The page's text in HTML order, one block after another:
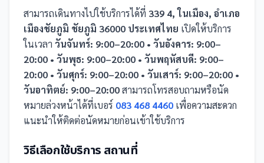
สามารถเดินทางไปใช้บริการได้ที่ 339 4, ในเมือง, อำเภอ
เมืองชัยภูมิ ชัยภูมิ 36000 ประเทศไทย เปิดให้บริการ
ในเวลา วันจันทร์: 9:00–20:00 • วันอังคาร: 9:00–
20:00 • วันพุธ: 9:00–20:00 • วันพฤหัสบดี: 9:00–
20:00 • วันศุกร์: 9:00–20:00 • วันเสาร์: 9:00–20:00 •
วันอาทิตย์: 9:00–20:00สามารถโทรสอบถามหรือนัด
หมายล่วงหน้าได้ที่เบอร์ 083 468 4460 เพื่อความสะดวก
แนะนำให้ติดต่อนัดหมายก่อนเข้าใช้บริการ
วิธีเลือกใช้บริการ สถานที่